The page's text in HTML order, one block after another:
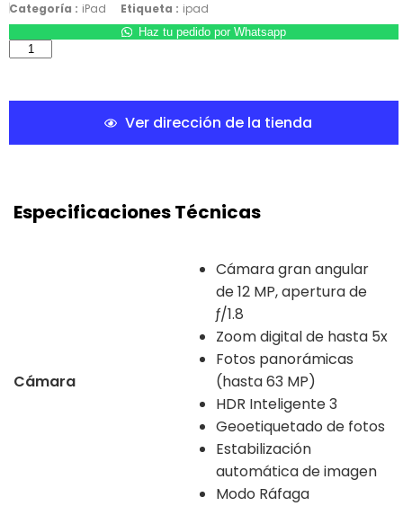
Categoría : iPad Etiqueta : ipad
Haz tu pedido por Whatsapp
Ver dirección de la tienda
Especificaciones Técnicas
Cámara
Cámara gran angular
de 12 MP, apertura de
ƒ/1.8
Zoom digital de hasta 5x
Fotos panorámicas
(hasta 63 MP)
HDR Inteligente 3
Geoetiquetado de fotos
Estabilización
automática de imagen
Modo Ráfaga